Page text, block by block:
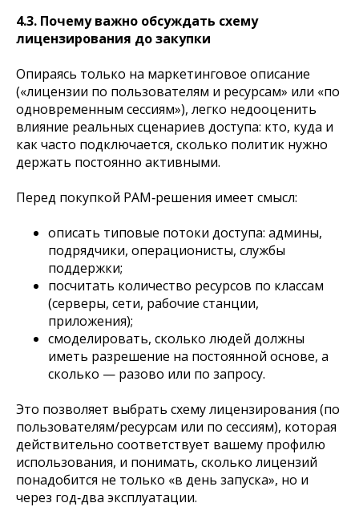
4.3. Почему важно обсуждать схему
лицензирования до закупки
Опираясь только на маркетинговое описание
(«лицензии по пользователям и ресурсам» или «по
одновременным сессиям»), легко недооценить
влияние реальных сценариев доступа: кто, куда и
как часто подключается, сколько политик нужно
держать постоянно активными.
Перед покупкой PAM‑решения имеет смысл:
описать типовые потоки доступа: админы,
подрядчики, операционисты, службы
поддержки;
посчитать количество ресурсов по классам
(серверы, сети, рабочие станции,
приложения);
смоделировать, сколько людей должны
иметь разрешение на постоянной основе, а
сколько — разово или по запросу.
Это позволяет выбрать схему лицензирования (по
пользователям/ресурсам или по сессиям), которая
действительно соответствует вашему профилю
использования, и понимать, сколько лицензий
понадобится не только «в день запуска», но и
через год‑два эксплуатации.